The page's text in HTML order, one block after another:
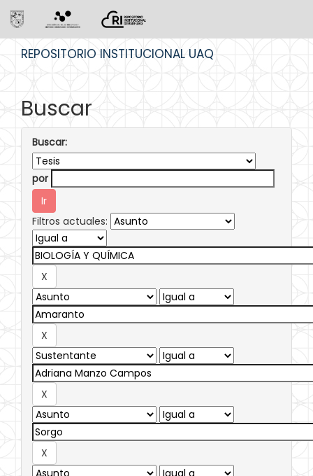
REPOSITORIO INSTITUCIONAL UAQ
Buscar
Buscar:
por
Filtros actuales: